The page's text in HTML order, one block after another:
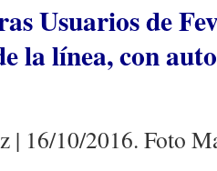
Usuarios de
la línea, con
| 16/10/2016. Foto